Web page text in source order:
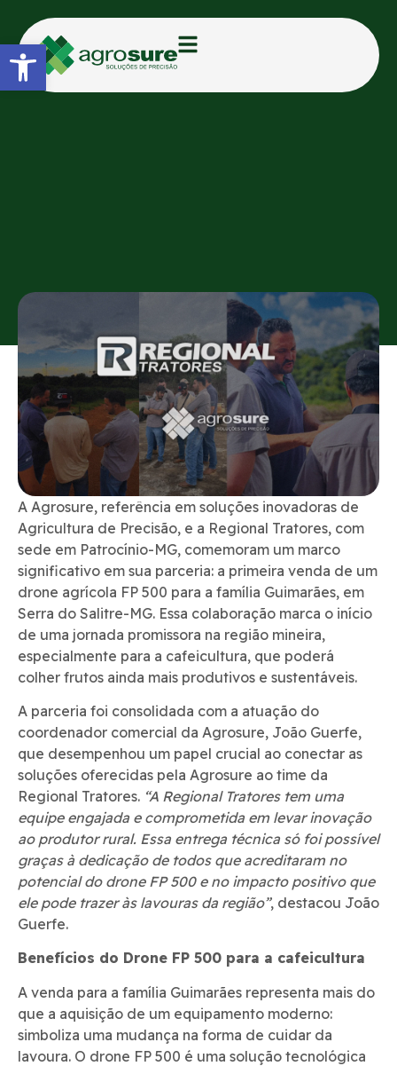
A Agrosure, referência em soluções inovadoras de
Agricultura de Precisão, e a Regional Tratores, com
sede em Patrocínio-MG, comemoram um marco
significativo em sua parceria: a primeira venda de um
drone agrícola FP 500 para a família Guimarães, em
Serra do Salitre-MG. Essa colaboração marca o início
de uma jornada promissora na região mineira,
especialmente para a cafeicultura, que poderá
colher frutos ainda mais produtivos e sustentáveis.
A parceria foi consolidada com a atuação do
coordenador comercial da Agrosure, João Guerfe,
que desempenhou um papel crucial ao conectar as
soluções oferecidas pela Agrosure ao time da
Regional Tratores. “A Regional Tratores tem uma
equipe engajada e comprometida em levar inovação
ao produtor rural. Essa entrega técnica só foi possível
graças à dedicação de todos que acreditaram no
potencial do drone FP 500 e no impacto positivo que
ele pode trazer às lavouras da região”, destacou João
Guerfe.
Benefícios do Drone FP 500 para a cafeicultura
A venda para a família Guimarães representa mais do
que a aquisição de um equipamento moderno:
simboliza uma mudança na forma de cuidar da
lavoura. O drone FP 500 é uma solução tecnológica
Abrir a barra de ferramentas